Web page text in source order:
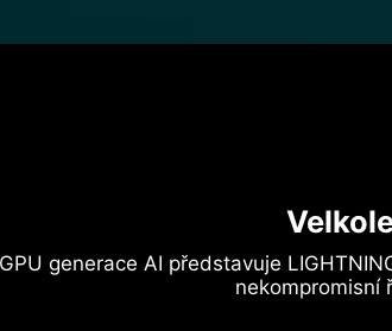
generace AI představuje
nekompromisní